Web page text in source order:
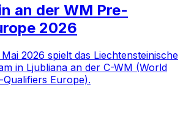
an der WM Pre-
2026
2026 spielt das Liechtensteinische
in Ljubliana an der C-WM (World
Europe).